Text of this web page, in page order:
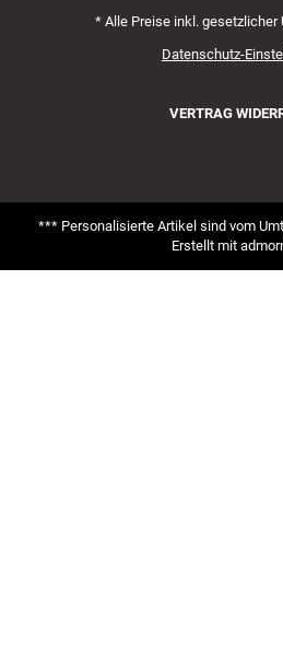
* Alle Preise inkl. gesetzlicher
Datenschutz-
VERTRAG
*** Personalisierte Artikel sind vom
Erstellt mit